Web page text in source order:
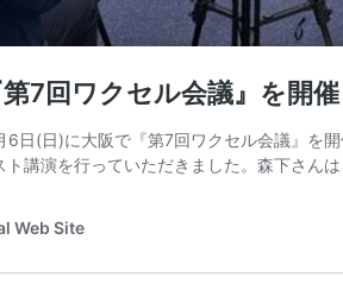
7回ワクセル会議』を開催
日(日)に大阪で『第7回ワクセル会議』を
ト講演を行っていただきました。森下さん
Web Site